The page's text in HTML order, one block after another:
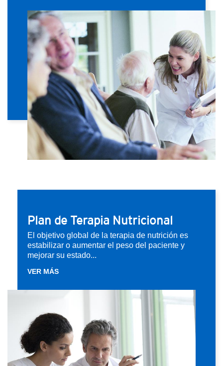
Plan de Terapia Nutricional
El objetivo global de la terapia de nutrición es
estabilizar o aumentar el peso del paciente y
mejorar su estado...
VER MÁS